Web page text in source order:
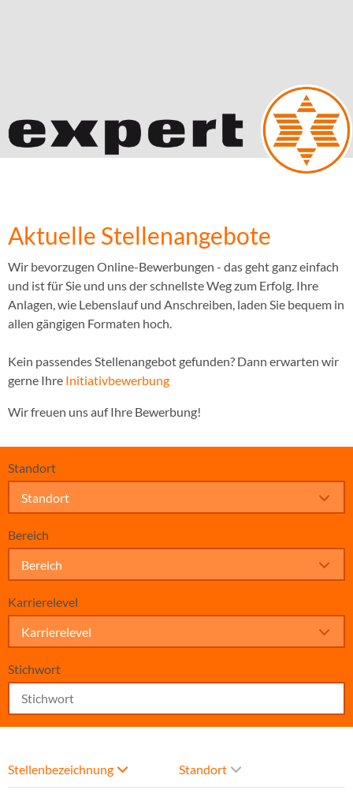
Aktuelle Stellenangebote
Wir bevorzugen Online-Bewerbungen - das geht ganz einfach
und ist für Sie und uns der schnellste Weg zum Erfolg. Ihre
Anlagen, wie Lebenslauf und Anschreiben, laden Sie bequem in
allen gängigen Formaten hoch.
Kein passendes Stellenangebot gefunden? Dann erwarten wir
gerne Ihre Initiativbewerbung
Wir freuen uns auf Ihre Bewerbung!
Standort
Standort
Bereich
Bereich
Karrierelevel
Karrierelevel
Stichwort
Stellenbezeichnung Standort